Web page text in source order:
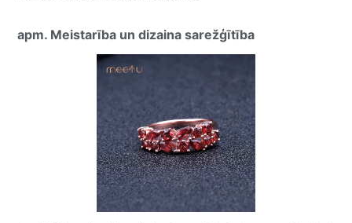
apm. Meistarība un dizaina sarežģītība